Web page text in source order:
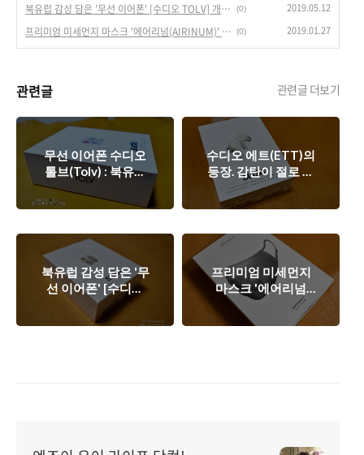
북유럽 감성 담은 '무선 이어폰' [수디오 TOLV] 개봉&사용 느낌 : 매혹적인 이어폰 (0) 2019.05.12
프리미엄 미세먼지 마스크 '에어리넘(AIRINUM)' 리뷰 - 8만원짜리 마스크의 위엄. (0) 2019.01.27
관련글 관련글 더보기
무선 이어폰 수디오
톨브(Tolv) : 북유럽
감성에 빠진 가성비
이어폰
수디오 에트(ETT)의
등장. 감탄이 절로 나
온다.
북유럽 감성 담은 '무
선 이어폰' [수디오
TOLV] 개봉&사용 느
낌 : 매혹적인 이어폰
프리미엄 미세먼지
마스크 '에어리넘
(AIRINUM)' 리뷰 - 8
만원짜리 마스크의